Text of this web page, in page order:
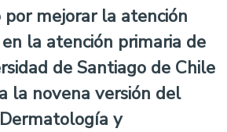
por mejorar la atención
la atención primaria de
de Santiago de Chile
la novena versión del
y